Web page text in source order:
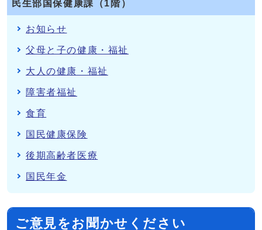
民生部国保健康課（1階）
お知らせ
父母と子の健康・福祉
大人の健康・福祉
障害者福祉
食育
国民健康保険
後期高齢者医療
国民年金
ご意見をお聞かせください